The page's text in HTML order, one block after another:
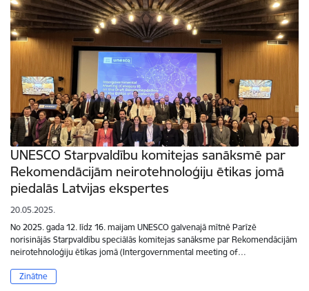
UNESCO Starpvaldību komitejas sanāksmē par
Rekomendācijām neirotehnoloģiju ētikas jomā
piedalās Latvijas ekspertes
20.05.2025.
No 2025. gada 12. līdz 16. maijam UNESCO galvenajā mītnē Parīzē
norisinājās Starpvaldību speciālās komitejas sanāksme par Rekomendācijām
neirotehnoloģiju ētikas jomā (Intergovernmental meeting of…
Zinātne